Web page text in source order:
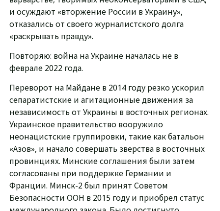
и осуждают «вторжение России в Украину»,
отказались от своего журналистского долга
«раскрывать правду».
Повторяю: война на Украине началась не в
феврале 2022 года.
Переворот на Майдане в 2014 году резко ускорил
сепаратистские и агитационные движения за
независимость от Украины в восточных регионах.
Украинское правительство вооружило
неонацистские группировки, такие как батальон
«Азов», и начало совершать зверства в восточных
провинциях. Минские соглашения были затем
согласованы при поддержке Германии и
Франции. Минск-2 был принят Советом
Безопасности ООН в 2015 году и приобрел статус